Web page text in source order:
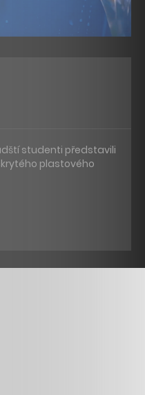
studenti představili
plastového